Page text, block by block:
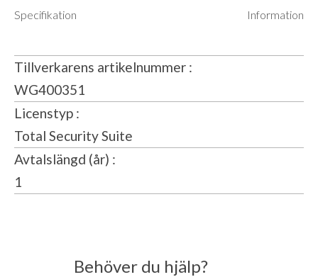
Specifikation Information
Tillverkarens artikelnummer
WG400351
Licenstyp
Total Security Suite
Avtalslängd (år)
1
Behöver du hjälp?